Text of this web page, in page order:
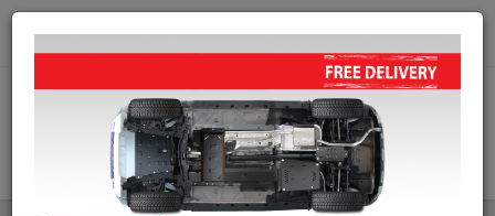
info@krytpodmotor.com